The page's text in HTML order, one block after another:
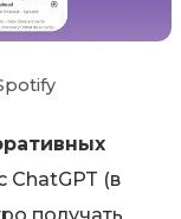
ChatGPT (в